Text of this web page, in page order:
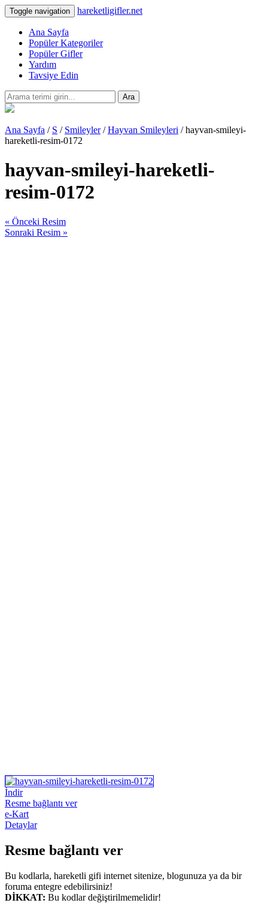
Toggle navigation hareketligifler.net
Ana Sayfa
Popüler Kategoriler
Popüler Gifler
Yardım
Tavsiye Edin
Ara
Ana Sayfa / S / Smileyler/Hayvan Smileyleri / hayvan-smileyi-
hareketli-resim-0172
hayvan-smileyi-hareketli-
resim-0172
« Önceki Resim
Sonraki Resim »
İndir
Resme bağlantı ver
e-Kart
Detaylar
Resme bağlantı ver
Bu kodlarla, hareketli gifi internet sitenize, blogunuza ya da bir
foruma entegre edebilirsiniz!
DİKKAT: Bu kodlar değiştirilmemelidir!